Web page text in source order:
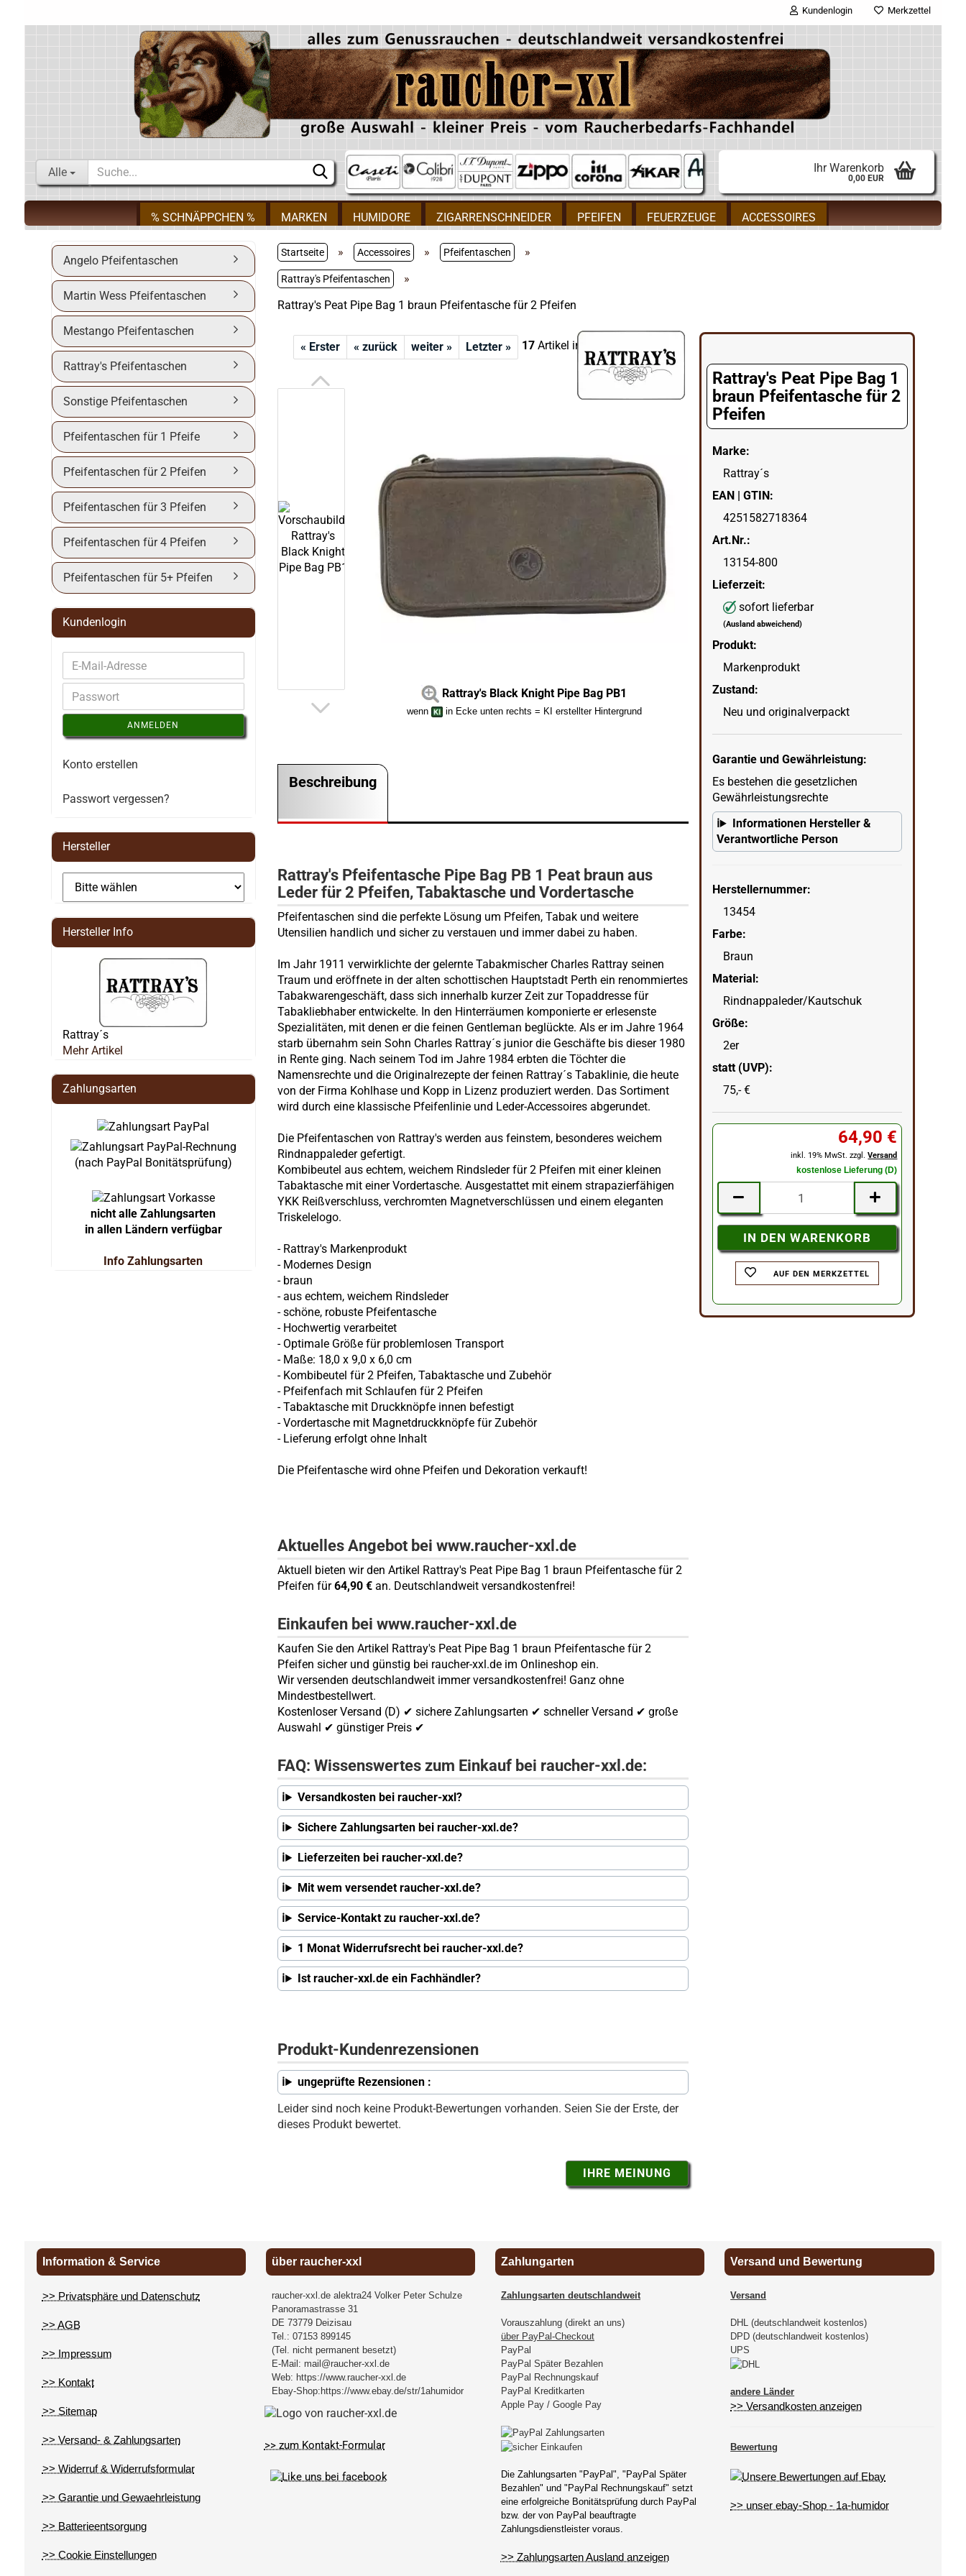
Kundenlogin
E-Mail
Passwort
Konto erstellen
Passwort vergessen?
Merkzettel
Alle Ihr Warenkorb
0,00 EUR
% SCHNÄPPCHEN % MARKEN HUMIDORE ZIGARRENSCHNEIDER PFEIFEN FEUERZEUGE ACCESSOIRES
Startseite » Accessoires » Pfeifentaschen »
Rattray's Pfeifentaschen
»
Rattray's Peat Pipe Bag 1 braun Pfeifentasche für 2 Pfeifen
« Erster « zurück weiter » Letzter » 17 Artikel in dieser Kategorie
Rattray's Black Knight Pipe Bag PB1
wenn in Ecke unten rechts = KI erstellter Hintergrund
Rattray's Black Knight Pipe Bag PB1
wenn in Ecke unten rechts = KI erstellter
Rattray's Peat Pipe Bag 1
braun Pfeifentasche für 2
Pfeifen
Marke:
Rattray´s
EAN | GTIN:
4251582718364
Art.Nr.:
13154-800
Lieferzeit:
sofort lieferbar
(Ausland abweichend)
Produkt:
Markenprodukt
Zustand:
Neu und originalverpackt
Garantie und Gewährleistung:
Es bestehen die gesetzlichen
Gewährleistungsrechte
Informationen Hersteller &
Verantwortliche Person
Herstellernummer:
13454
Farbe:
Braun
Material:
Rindnappaleder/Kautschuk
Größe:
2er
statt (UVP):
75,- €
64,90 €
inkl. 19% MwSt. zzgl.Versand
kostenlose Lieferung (D)
AUF DEN MERKZETTEL
Beschreibung
Rattray's Pfeifentasche Pipe Bag PB 1 Peat braun aus
Leder für 2 Pfeifen, Tabaktasche und Vordertasche
Pfeifentaschen sind die perfekte Lösung um Pfeifen, Tabak und weitere
Utensilien handlich und sicher zu verstauen und immer dabei zu haben.
Im Jahr 1911 verwirklichte der gelernte Tabakmischer Charles Rattray seinen
Traum und eröffnete in der alten schottischen Hauptstadt Perth ein renommiertes
Tabakwarengeschäft, dass sich innerhalb kurzer Zeit zur Topaddresse für
Tabakliebhaber entwickelte. In den Hinterräumen komponierte er erlesenste
Spezialitäten, mit denen er die feinen Gentleman beglückte. Als er im Jahre 1964
starb übernahm sein Sohn Charles Rattray´s junior die Geschäfte bis dieser 1980
in Rente ging. Nach seinem Tod im Jahre 1984 erbten die Töchter die
Namensrechte und die Originalrezepte der feinen Rattray´s Tabaklinie, die heute
von der Firma Kohlhase und Kopp in Lizenz produziert werden. Das Sortiment
wird durch eine klassische Pfeifenlinie und Leder-Accessoires abgerundet.
Die Pfeifentaschen von Rattray's werden aus feinstem, besonderes weichem
Rindnappaleder gefertigt.
Kombibeutel aus echtem, weichem Rindsleder für 2 Pfeifen mit einer kleinen
Tabaktasche mit einer Vordertasche. Ausgestattet mit einem strapazierfähigen
YKK Reißverschluss, verchromten Magnetverschlüssen und einem eleganten
Triskelelogo.
- Rattray's Markenprodukt
- Modernes Design
- braun
- aus echtem, weichem Rindsleder
- schöne, robuste Pfeifentasche
- Hochwertig verarbeitet
- Optimale Größe für problemlosen Transport
- Maße: 18,0 x 9,0 x 6,0 cm
- Kombibeutel für 2 Pfeifen, Tabaktasche und Zubehör
- Pfeifenfach mit Schlaufen für 2 Pfeifen
- Tabaktasche mit Druckknöpfe innen befestigt
- Vordertasche mit Magnetdruckknöpfe für Zubehör
- Lieferung erfolgt ohne Inhalt
Die Pfeifentasche wird ohne Pfeifen und Dekoration verkauft!
Aktuelles Angebot bei www.raucher-xxl.de
Aktuell bieten wir den Artikel Rattray's Peat Pipe Bag 1 braun Pfeifentasche für 2
Pfeifen für64,90 € an. Deutschlandweit versandkostenfrei!
Einkaufen bei www.raucher-xxl.de
Kaufen Sie den Artikel Rattray's Peat Pipe Bag 1 braun Pfeifentasche für 2
Pfeifen sicher und günstig bei raucher-xxl.de im Onlineshop ein.
Wir versenden deutschlandweit immer versandkostenfrei! Ganz ohne
Mindestbestellwert.
Kostenloser Versand (D) ✔ sichere Zahlungsarten ✔ schneller Versand ✔ große
Auswahl ✔ günstiger Preis ✔
FAQ: Wissenswertes zum Einkauf bei raucher-xxl.de:
Versandkosten bei raucher-xxl?
Sichere Zahlungsarten bei raucher-xxl.de?
Lieferzeiten bei raucher-xxl.de?
Mit wem versendet raucher-xxl.de?
Service-Kontakt zu raucher-xxl.de?
1 Monat Widerrufsrecht bei raucher-xxl.de?
Ist raucher-xxl.de ein Fachhändler?
Produkt-Kundenrezensionen
ungeprüfte Rezensionen :
Leider sind noch keine Produkt-Bewertungen vorhanden. Seien Sie der Erste, der
dieses Produkt bewertet.
IHRE MEINUNG
Angelo Pfeifentaschen
Martin Wess Pfeifentaschen
Mestango Pfeifentaschen
Rattray's Pfeifentaschen
Sonstige Pfeifentaschen
Pfeifentaschen für 1 Pfeife
Pfeifentaschen für 2 Pfeifen
Pfeifentaschen für 3 Pfeifen
Pfeifentaschen für 4 Pfeifen
Pfeifentaschen für 5+ Pfeifen
Kundenlogin
ANMELDEN
Konto erstellen
Passwort vergessen?
Hersteller
Hersteller Info
Rattray´s
Mehr Artikel
Zahlungsarten
(nach PayPal Bonitätsprüfung)
nicht alle Zahlungsarten
in allen Ländern verfügbar
Info Zahlungsarten
Information & Service
>> Privatsphäre und Datenschutz
>> AGB
>> Impressum
>> Kontakt
>> Sitemap
>> Versand- & Zahlungsarten
>> Widerruf & Widerrufsformular
>> Garantie und Gewaehrleistung
>> Batterieentsorgung
>> Cookie Einstellungen
über raucher-xxl
raucher-xxl.de alektra24 Volker Peter Schulze
Panoramastrasse 31
DE 73779 Deizisau
Tel.: 07153 899145
(Tel. nicht permanent besetzt)
E-Mail: mail@raucher-xxl.de
Web: https://www.raucher-xxl.de
Ebay-Shop: https://www.ebay.de/str/1ahumidor
>> zum Kontakt-Formular
Zahlungarten
Zahlungsarten deutschlandweit
Vorauszahlung (direkt an uns)
über PayPal-Checkout
PayPal
PayPal Später Bezahlen
PayPal Rechnungskauf
PayPal Kreditkarten
Apple Pay / Google Pay
Die Zahlungsarten "PayPal", "PayPal Später
Bezahlen" und "PayPal Rechnungskauf" setzt
eine erfolgreiche Bonitätsprüfung durch PayPal
bzw. der von PayPal beauftragte
Zahlungsdienstleister voraus.
>> Zahlungsarten Ausland anzeigen
Versand und Bewertung
Versand
DHL (deutschlandweit kostenlos)
DPD (deutschlandweit kostenlos)
UPS
andere Länder
>> Versandkosten anzeigen
Bewertung
>> unser ebay-Shop - 1a-humidor